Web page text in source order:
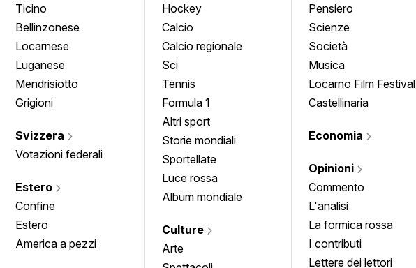
Ticino
Bellinzonese
Locarnese
Luganese
Mendrisiotto
Grigioni
Svizzera
Votazioni federali
Estero
Confine
Estero
America a pezzi
Hockey
Calcio
Calcio regionale
Sci
Tennis
Formula 1
Altri sport
Storie mondiali
Sportellate
Luce rossa
Album mondiale
Culture
Arte
Pensiero
Scienze
Società
Musica
Locarno Film Festival
Castellinaria
Economia
Opinioni
Commento
L'analisi
La formica rossa
I contributi
Lettere dei lettori